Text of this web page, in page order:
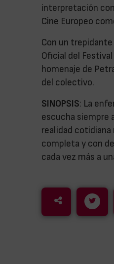
interpretación
Cine Europeo
Con un
Oficial del
homenaje de
del colectivo.
SINOPSIS: La
escucha siempre
realidad cotidiana
completa y con
cada vez más a